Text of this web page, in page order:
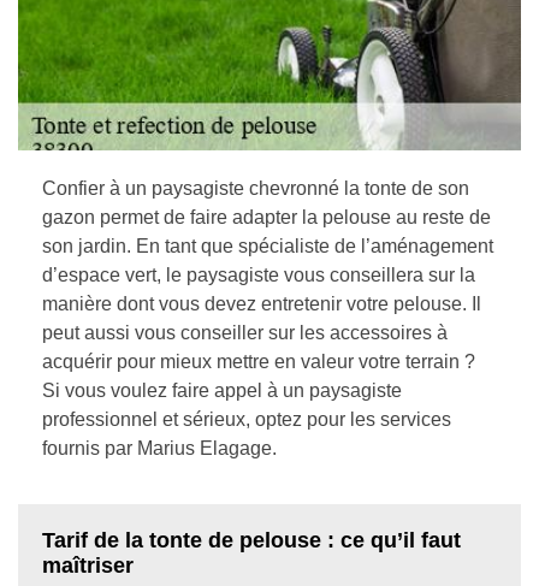
Confier à un paysagiste chevronné la tonte de son
gazon permet de faire adapter la pelouse au reste de
son jardin. En tant que spécialiste de l’aménagement
d’espace vert, le paysagiste vous conseillera sur la
manière dont vous devez entretenir votre pelouse. Il
peut aussi vous conseiller sur les accessoires à
acquérir pour mieux mettre en valeur votre terrain ?
Si vous voulez faire appel à un paysagiste
professionnel et sérieux, optez pour les services
fournis par Marius Elagage.
Tarif de la tonte de pelouse : ce qu’il faut
maîtriser